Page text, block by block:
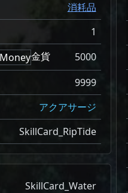
消耗品
1
金貨
5000
9999
アクアサージ
SkillCard_RipTide
SkillCard_Water